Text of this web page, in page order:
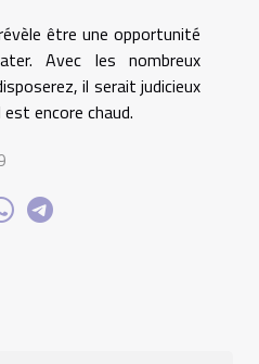
être une opportunité
Avec les nombreux
il serait judicieux
encore chaud.